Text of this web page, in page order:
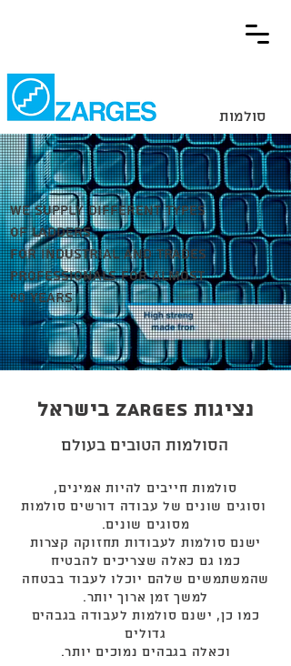
סולמות
We supply different types
of ladders
for industrial and trades
professionals for almost
90 years
נציגות zarges בישראל
הסולמות הטובים בעולם
סולמות חייבים להיות אמינים,
וסוגים שונים של עבודה דורשים סולמות
מסוגים שונים.
ישנם סולמות לעבודות תחזוקה קצרות
כמו גם כאלה שצריכים להבטיח
שהמשתמשים שלהם יוכלו לעבוד בבטחה
למשך זמן ארוך יותר.
כמו כן, ישנם סולמות לעבודה בגבהים
גדולים
וכאלה בגבהים נמוכים יותר.